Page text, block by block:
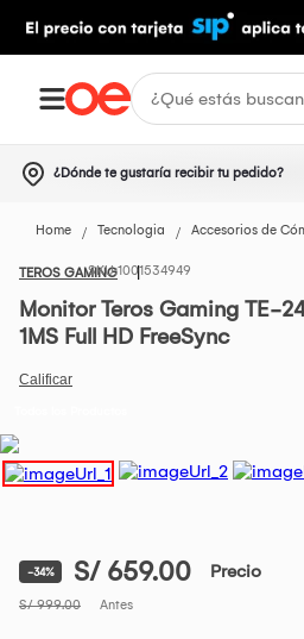
¿Dónde te gustaría recibir tu pedido?
Home Tecnologia Accesorios de
TEROS GAMING1001534949
Monitor Teros Gaming TE-
1MS Full HD FreeSync
-34% S/ 659.00 Precio
S/ 999.00 Antes